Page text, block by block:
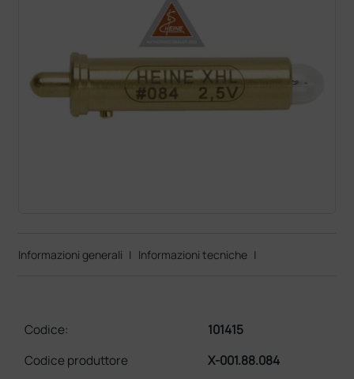
Informazioni generali | Informazioni tecniche |
Codice:
101415
Codice produttore
X-001.88.084